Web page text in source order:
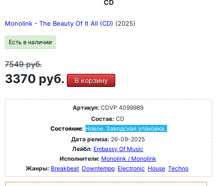
CD
Monolink - The Beauty Of It All (CD) (2025)
Есть в наличии
7549руб.
3370 руб. В корзину
Артикул: CDVP 4099989
Состав: CD
Состояние: Новое. Заводская упаковка.
Дата релиза: 26-09-2025
Лейбл: Embassy Of Music
Исполнители: Monolink / Monolink
Жанры: Breakbeat Downtempo Electronic House Techno